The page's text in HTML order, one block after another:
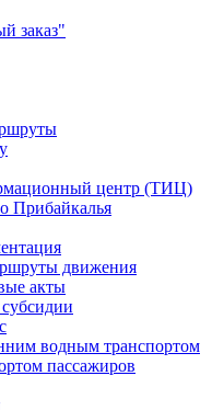
заказ"
центр (ТИЦ)
Прибайкалья
движения
акты
водным транспортом
пассажиров